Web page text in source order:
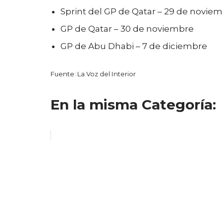
Sprint del GP de Qatar – 29 de
GP de Qatar – 30 de noviembre
GP de Abu Dhabi – 7 de diciembre
Fuente: La Voz del Interior
En la misma Categoría: